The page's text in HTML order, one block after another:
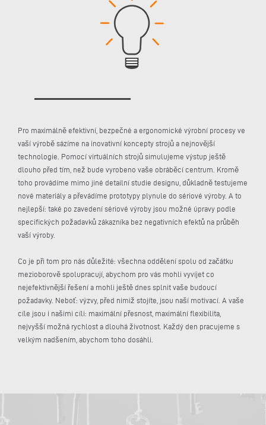
Pro maximálně efektivní, bezpečné a ergonomické výrobní procesy ve
vaší výrobě sázíme na inovativní koncepty strojů a nejnovější
technologie. Pomocí virtuálních strojů simulujeme výstup ještě
dlouho před tím, než bude vyrobeno vaše obráběcí centrum. Kromě
toho provádíme mimo jiné detailní studie designu, důkladně testujeme
nové materiály a převádíme prototypy plynule do sériové výroby. A to
nejlepší: také po zavedení sériové výroby jsou možné úpravy podle
specifických požadavků zákazníka bez negativních efektů na průběh
vaší výroby.
Co je při tom pro nás důležité: všechna oddělení spolu od začátku
mezioborově spolupracují, abychom pro vás mohli vyvíjet co
nejefektivnější řešení a mohli ještě dnes splnit vaše budoucí
požadavky. Neboť: výzvy, před nimiž stojíte, jsou naší motivací. A vaše
cíle jsou i našimi cíli: maximální přesnost, maximální flexibilita,
nejvyšší možná rychlost a dlouhá životnost. Každý den pracujeme s
velkým nadšením, abychom toho dosáhli.